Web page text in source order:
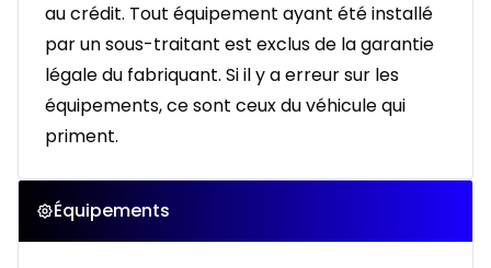
au crédit. Tout équipement ayant été installé
par un sous-traitant est exclus de la garantie
légale du fabriquant. Si il y a erreur sur les
équipements, ce sont ceux du véhicule qui
priment.
Équipements